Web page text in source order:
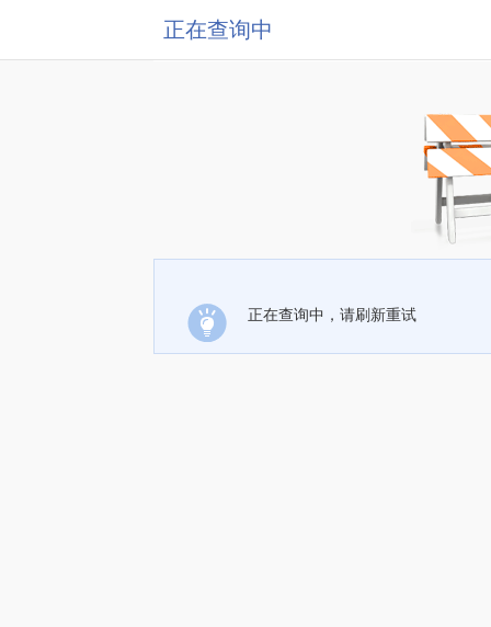
正在查询中
正在查询中，请刷新重试